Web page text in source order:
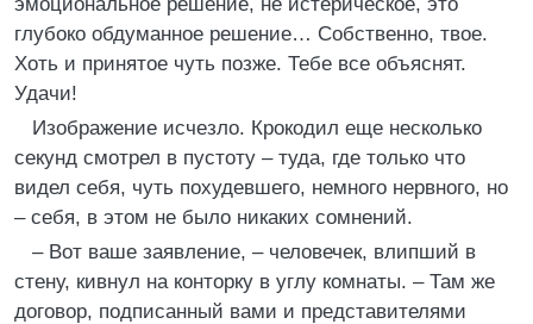
глубоко обдуманное решение… Собственно, твое.
Хоть и принятое чуть позже. Тебе все объяснят.
Удачи!
Изображение исчезло. Крокодил еще несколько
секунд смотрел в пустоту – туда, где только что
видел себя, чуть похудевшего, немного нервного, но
– себя, в этом не было никаких сомнений.
– Вот ваше заявление, – человечек, влипший в
стену, кивнул на конторку в углу комнаты. – Там же
договор, подписанный вами и представителями